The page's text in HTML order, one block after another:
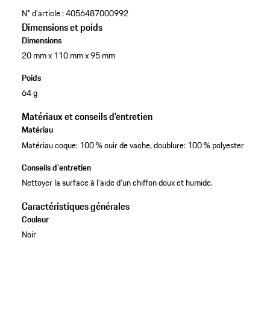
N° d'article :4056487000992
Dimensions et poids
Dimensions
20 mm x 110 mm x 95 mm
Poids
64 g
Matériaux et conseils d'entretien
Matériau
Matériau coque: 100 % cuir de vache, doublure: 100 % polyester
Conseils d'entretien
Nettoyer la surface à l'aide d'un chiffon doux et humide.
Caractéristiques générales
Couleur
Noir